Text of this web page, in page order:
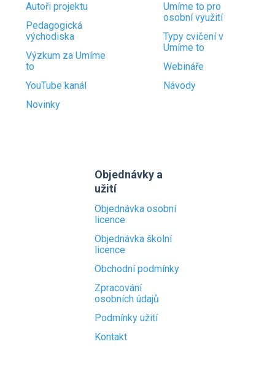
Autoři projektu
Pedagogická
východiska
Výzkum za Umíme
to
YouTube kanál
Novinky
Umíme to pro
osobní využití
Typy cvičení v
Umíme to
Webináře
Návody
Objednávky a
užití
Objednávka osobní
licence
Objednávka školní
licence
Obchodní podmínky
Zpracování
osobních údajů
Podmínky užití
Kontakt